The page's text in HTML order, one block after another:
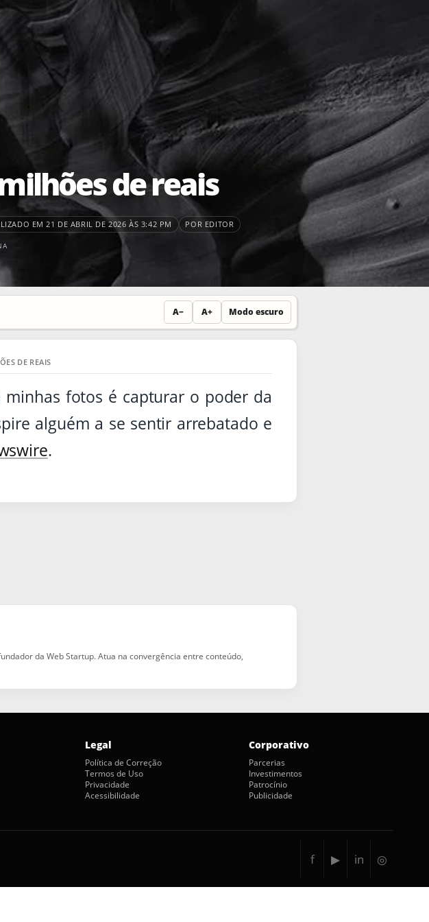
de reais
EM 21 DE ABRIL DE 2026 ÀS 3:42 PM POR EDITOR
A− A+ Modo escuro
DE REAIS
fotos é capturar o poder da
alguém a se sentir arrebatado e
.
da Web Startup. Atua na convergência entre conteúdo,
Legal
Política de Correção
Termos de Uso
Privacidade
Acessibilidade
Corporativo
Parcerias
Investimentos
Patrocínio
Publicidade
f ▶ in ◎